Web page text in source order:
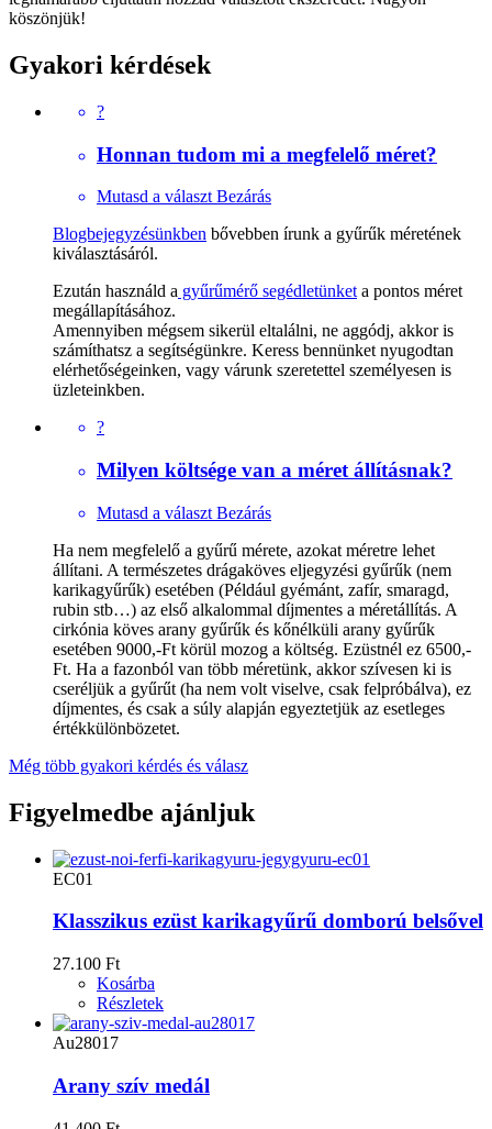
köszönjük!
Gyakori kérdések
?
Honnan tudom mi a megfelelő méret?
Mutasd a választ Bezárás
Blogbejegyzésünkben bővebben írunk a gyűrűk méretének
kiválasztásáról.
Ezután használd a gyűrűmérő segédletünketa pontos méret
megállapításához.
Amennyiben mégsem sikerül eltalálni, ne aggódj, akkor is
számíthatsz a segítségünkre. Keress bennünket nyugodtan
elérhetőségeinken, vagy várunk szeretettel személyesen is
üzleteinkben.
?
Milyen költsége van a méret állításnak?
Mutasd a választ Bezárás
Ha nem megfelelő a gyűrű mérete, azokat méretre lehet
állítani. A természetes drágaköves eljegyzési gyűrűk (nem
karikagyűrűk) esetében (Például gyémánt, zafír, smaragd,
rubin stb…) az első alkalommal díjmentes a méretállítás. A
cirkónia köves arany gyűrűk és kőnélküli arany gyűrűk
esetében 9000,-Ft körül mozog a költség. Ezüstnél ez 6500,-
Ft. Ha a fazonból van több méretünk, akkor szívesen ki is
cseréljük a gyűrűt (ha nem volt viselve, csak felpróbálva), ez
díjmentes, és csak a súly alapján egyeztetjük az esetleges
értékkülönbözetet.
Még több gyakori kérdés és válasz
Figyelmedbe ajánljuk
EC01
Klasszikus ezüst karikagyűrű domború belsővel
27.100 Ft
Kosárba
Részletek
Au28017
Arany szív medál